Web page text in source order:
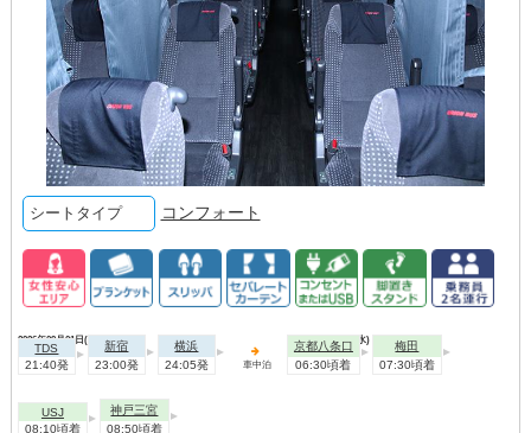
シートタイプ コンフォート
2026年09月01日(火)
TDS
21:40発
新宿
23:00発
横浜
24:05発
車中泊
2026年09月02日(水)
京都八条口
06:30頃着
梅田
07:30頃着
USJ
08:10頃着
神戸三宮
08:50頃着